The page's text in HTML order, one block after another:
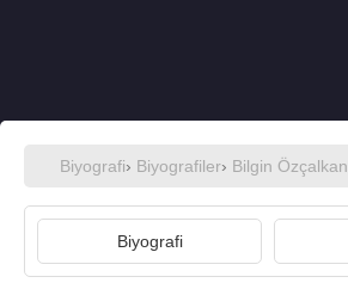
Biyografi› Biyografiler› Bilgin Özçalkan
Biyografi